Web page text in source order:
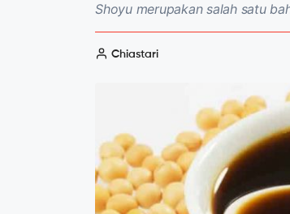
Shoyu merupakan salah satu
Chiastari